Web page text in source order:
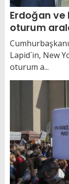
Erdoğan ve
oturum
Lapid´in, New
oturum a...